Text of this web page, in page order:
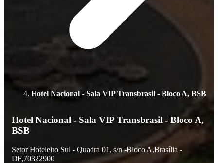
Hotel Nacional - Sala VIP Transbrasil - Bloco A, BSB
Hotel Nacional - Sala VIP Transbrasil - Bloco A,
BSB
Setor Hoteleiro Sul - Quadra 01, s/n -Bloco A,Brasília -
DF,70322900